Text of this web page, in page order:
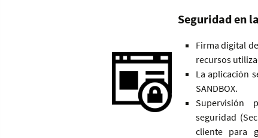
Seguridad en
Firma digital
recursos
La aplicación
SANDBOX.
Supervisión
seguridad
cliente para